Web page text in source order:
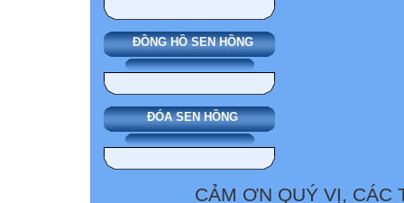
ĐỒNG HỒ SEN HỒNG
ĐÓA SEN HỒNG
CẢM ƠN QUÝ VỊ, CÁC